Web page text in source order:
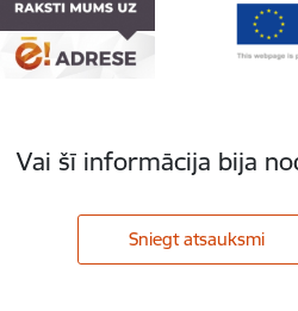
Vai šī informācija bija
Sniegt atsauksmi